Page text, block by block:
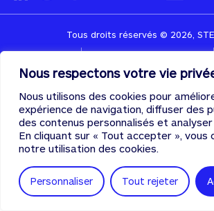
Nous respectons votre vie
Nous utilisons des cookies pour
expérience de navigation, diffuser des
des contenus personnalisés et
En cliquant sur « Tout accepter », vous
notre utilisation des cookies.
Personnaliser Tout rejeter
Tous droits réservés © 2026,
Designed & developed with♡